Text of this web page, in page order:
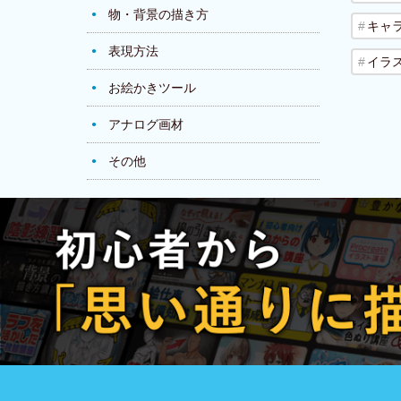
物・背景の描き方
表現方法
お絵かきツール
アナログ画材
その他
キャ
イラ